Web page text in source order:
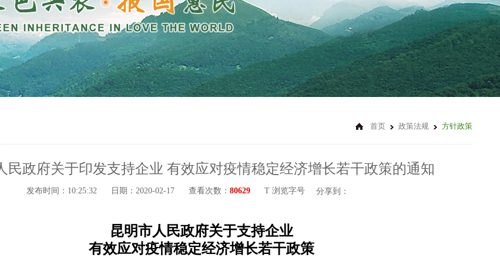
首页 政策法规 方针政策
民政府关于印发支持企业 有效应对疫情稳定经济增长若干政策的通知
发布时间：10:25:32 日期：2020-02-17 查看次数： 80629 T 浏览字号 分享到：
昆明市人民政府关于支持企业
有效应对疫情稳定经济增长若干政策